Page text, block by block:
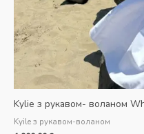
Kylie з рукавом- воланом
Kyile з рукавом-воланом